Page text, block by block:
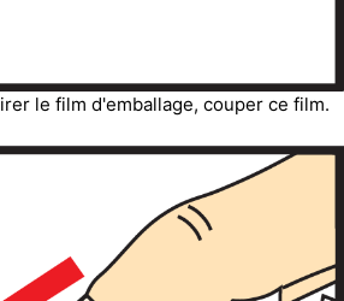
le film d'emballage, couper ce film.